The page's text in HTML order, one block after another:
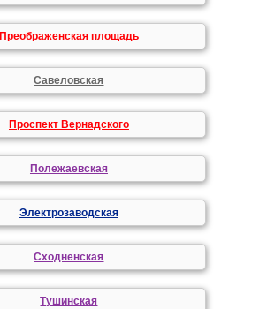
Преображенская площадь
Савеловская
Проспект Вернадского
Полежаевская
Электрозаводская
Сходненская
Тушинская